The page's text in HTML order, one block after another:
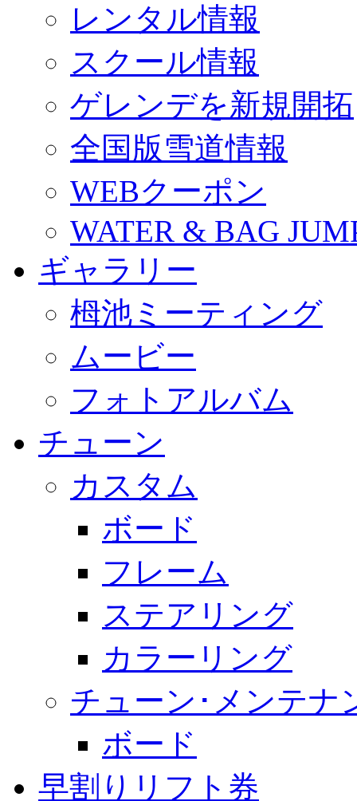
レンタル情報
スクール情報
ゲレンデを新規開拓
全国版雪道情報
WEBクーポン
WATER & BAG
ギャラリー
栂池ミーティング
ムービー
フォトアルバム
チューン
カスタム
ボード
フレーム
ステアリング
カラーリング
チューン･メンテナ
ボード
早割りリフト券